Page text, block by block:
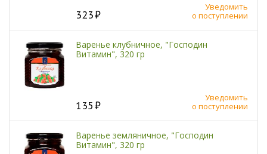
323
Уведомить
о поступлении
Варенье клубничное, "Господин
Витамин", 320 гр
135
Уведомить
о поступлении
Варенье земляничное, "Господин
Витамин", 320 гр